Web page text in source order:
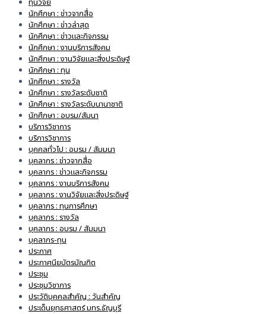
นักศึกษา : ข่าวจากสื่อ
นักศึกษา : ข่าวล่าสุด
นักศึกษา : ข่าวและกิจกรรม
นักศึกษา : งานบริการสังคม
นักศึกษา : งานวิจัยและสิ่งประดิษฐ์
นักศึกษา : ทุน
นักศึกษา : รางวัล
นักศึกษา : รางวัลระดับชาติ
นักศึกษา : รางวัลระดับนานาชาติ
นักศึกษา : อบรม/สัมนา
บริการวิชาการ
บริการวิชาการ
บุคคลทั่วไป : อบรม / สัมมนา
บุคลากร : ข่าวจากสื่อ
บุคลากร : ข่าวและกิจกรรม
บุคลากร : งานบริการสังคม
บุคลากร : งานวิจัยและสิ่งประดิษฐ์
บุคลากร : ทุนการศึกษา
บุคลากร : รางวัล
บุคลากร : อบรม / สัมมนา
บุคลากร-ทุน
ประกาศ
ประกาศนียบัตรบัณฑิต
ประชุม
ประชุมวิชาการ
ประวัติบุคคลสำคัญ : วันสำคัญ
ประเด็นยุทธศาสตร์ มทร.ธัญบุรี